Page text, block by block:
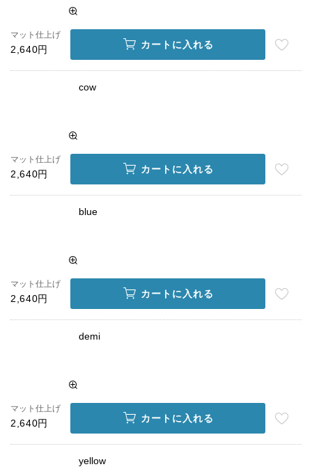
マット仕上げ
2,640円 カートに入れる
cow
マット仕上げ
2,640円 カートに入れる
blue
マット仕上げ
2,640円 カートに入れる
demi
マット仕上げ
2,640円 カートに入れる
yellow